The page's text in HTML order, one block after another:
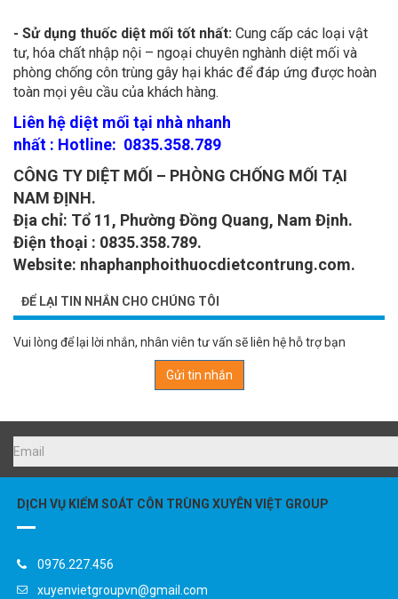
- Sử dụng thuốc diệt mối tốt nhất:
Cung cấp các loại vật
tư, hóa chất nhập nội – ngoại chuyên nghành diệt mối và
phòng chống côn trùng gây hại khác để đáp ứng được hoàn
toàn mọi yêu cầu của khách hàng.
Liên hệ diệt mối tại nhà nhanh
nhất : Hotline: 0835.358.789
CÔNG TY DIỆT MỐI – PHÒNG CHỐNG MỐI TẠI
NAM ĐỊNH.
Địa chỉ: Tổ 11, Phường Đồng Quang, Nam Định.
Điện thoại : 0835.358.789.
Website: nhaphanphoithuocdietcontrung.com.
ĐỂ LẠI TIN NHẮN CHO CHÚNG TÔI
Gửi tin nhắn
DỊCH VỤ KIỂM SOÁT CÔN TRÙNG XUYÊN VIỆT GROUP